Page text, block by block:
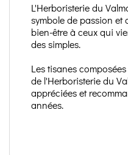
L'Herboristerie du
symbole de passion et
bien-être à ceux qui
des simples.
Les tisanes
de l'Herboristerie du
appréciées et
années.